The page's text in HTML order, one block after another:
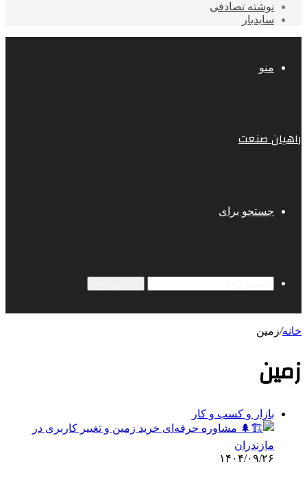
نوشته تصادفی
سایدبار
منو
راهیان صنعت
جستجو برای
خانه/زمین
زمین
بازار و کسب و کار
۱۴۰۴/۰۹/۲۶